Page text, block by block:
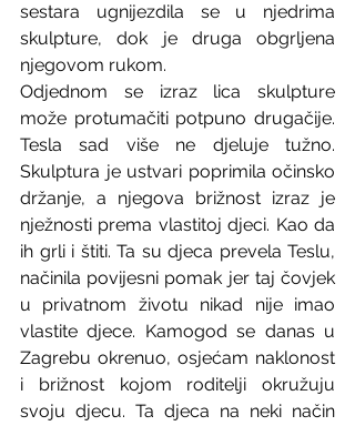
sestara ugnijezdila se u njedrima
skulpture, dok je druga obgrljena
njegovom rukom.
Odjednom se izraz lica skulpture
može protumačiti potpuno drugačije.
Tesla sad više ne djeluje tužno.
Skulptura je ustvari poprimila očinsko
držanje, a njegova brižnost izraz je
nježnosti prema vlastitoj djeci. Kao da
ih grli i štiti. Ta su djeca prevela Teslu,
načinila povijesni pomak jer taj čovjek
u privatnom životu nikad nije imao
vlastite djece. Kamogod se danas u
Zagrebu okrenuo, osjećam naklonost
i brižnost kojom roditelji okružuju
svoju djecu. Ta djeca na neki način